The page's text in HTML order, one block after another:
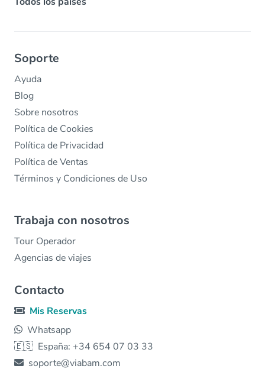
Soporte
Ayuda
Blog
Sobre nosotros
Política de Cookies
Política de Privacidad
Política de Ventas
Términos y Condiciones de Uso
Trabaja con nosotros
Tour Operador
Agencias de viajes
Contacto
Mis Reservas
Whatsapp
🇪🇸 España: +34 654 07 03 33
soporte@viabam.com